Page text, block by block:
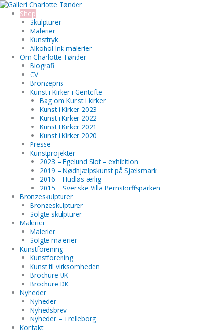
Gå
indholdet
Shop
Skulpturer
Malerier
Kunsttryk
Alkohol Ink malerier
Om Charlotte Tønder
Biografi
CV
Bronzepris
Kunst i Kirker i Gentofte
Bag om Kunst i kirker
Kunst i Kirker 2023
Kunst i Kirker 2022
Kunst I Kirker 2021
Kunst i Kirker 2020
Presse
Kunstprojekter
2023 – Egelund Slot – exhibition
2019 – Nødhjælpskunst på Sjælsmark
2016 – Hudløs ærlig
2015 – Svenske Villa Bernstorffsparken
Bronzeskulpturer
Bronzeskulpturer
Solgte skulpturer
Malerier
Malerier
Solgte malerier
Kunstforening
Kunstforening
Kunst til virksomheden
Brochure UK
Brochure DK
Nyheder
Nyheder
Nyhedsbrev
Nyheder – Trelleborg
Kontakt
Search...